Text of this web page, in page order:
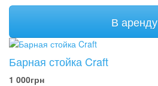
В аренду
Барная стойка Craft
1 000грн